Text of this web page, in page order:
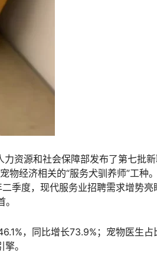
资源和社会保障部发布了第七批
物经济相关的“服务犬驯养师”工种
季度，现代服务业招聘需求增势亮
，同比增长73.9%；宠物医生占
。